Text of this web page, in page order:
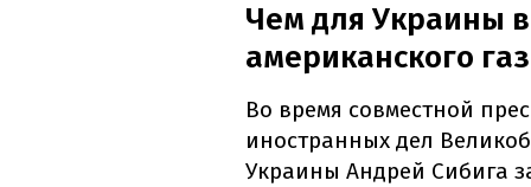
Чем для Украины
американского
Во время совместной
иностранных дел
Украины Андрей Сибига